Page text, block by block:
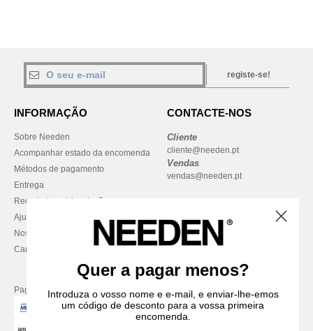
registe-se!
INFORMAÇÃO
Sobre Needen
Acompanhar estado da encomenda
Métodos de pagamento
Entrega
Reembolsos / devoluções
Ajuda & FAQs
Nossos compromissos
Carreiras
CONTACTE-NOS
Cliente
cliente@needen.pt
Vendas
vendas@needen.pt
Pague com
Quer a pagar menos?
Introduza o vosso nome e e-mail, e enviar-lhe-emos
um código de desconto para a vossa primeira
encomenda.